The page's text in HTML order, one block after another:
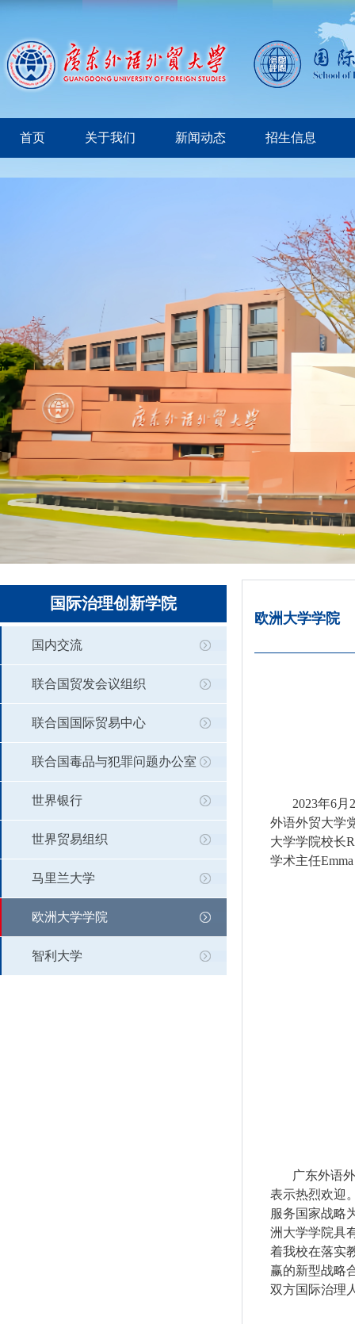
首页 关于我们 新闻动态 招生信息
国际治理创新学院
国内交流
联合国贸发会议组织
联合国国际贸易中心
联合国毒品与犯罪问题办公室
世界银行
世界贸易组织
马里兰大学
欧洲大学学院
智利大学
欧洲大学学院
2023年6
外语外贸大学
大学学院校长
学术主任
广东外语
表示热烈欢迎
服务国家战略
洲大学学院具
着我校在落实
赢的新型战略
双方国际治理